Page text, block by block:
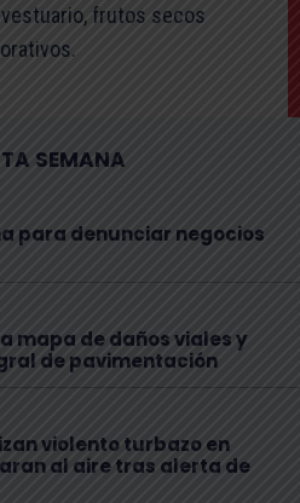
frutos secos
SEMANA
para denunciar negocios
mapa de daños viales y
de pavimentación
violento turbazo en
al aire tras alerta de